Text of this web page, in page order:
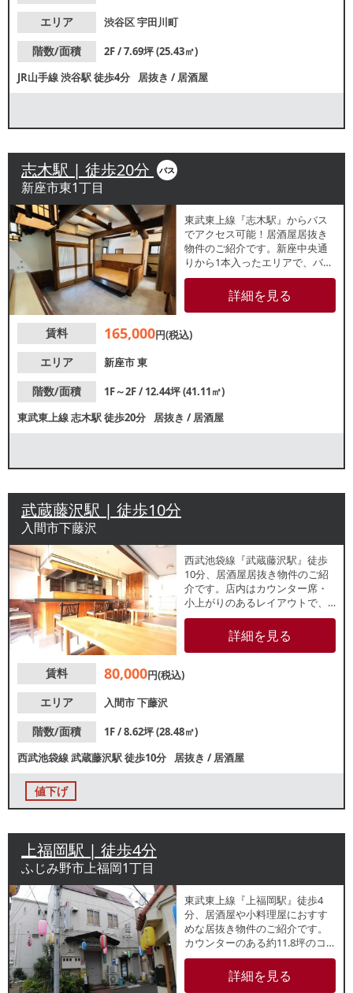
エリア
渋谷区宇田川町
階数/面積
2F / 7.69坪 (25.43㎡)
JR山手線渋谷駅徒歩4分 居抜き /居酒屋
志木駅 | 徒歩20分 バス
新座市東1丁目
東武東上線『志木駅』からバス
でアクセス可能！居酒屋居抜き
物件のご紹介です。新座中央通
りから1本入ったエリアで、バス
停からも近くの立地です。重飲
食相談可能ですので、業種等お
気軽にお問合せください。
詳細を見る
賃料 165,000円(税込)
エリア
新座市東
階数/面積
1F～2F / 12.44坪 (41.11㎡)
東武東上線志木駅徒歩20分 居抜き /居酒屋
武蔵藤沢駅 | 徒歩10分
入間市下藤沢
西武池袋線『武蔵藤沢駅』徒歩
10分、居酒屋居抜き物件のご紹
介です。店内はカウンター席・
小上がりのあるレイアウトで、
お一人様から複数客まで幅広く
対応可能。地域密着型店舗をお
探しの方におすすめです。諸条
詳細を見る
賃料 80,000円(税込)
エリア
入間市下藤沢
階数/面積
1F / 8.62坪 (28.48㎡)
西武池袋線武蔵藤沢駅徒歩10分 居抜き /居酒屋
値下げ
上福岡駅 | 徒歩4分
ふじみ野市上福岡1丁目
東武東上線『上福岡駅』徒歩4
分、居酒屋や小料理屋におすす
めな居抜き物件のご紹介です。
カウンターのある約11.8坪のコ
ンパクトな店舗。周辺は中華料
理店や多国籍料理店など多数飲
食店が営業中のエリア！諸条件
詳細を見る